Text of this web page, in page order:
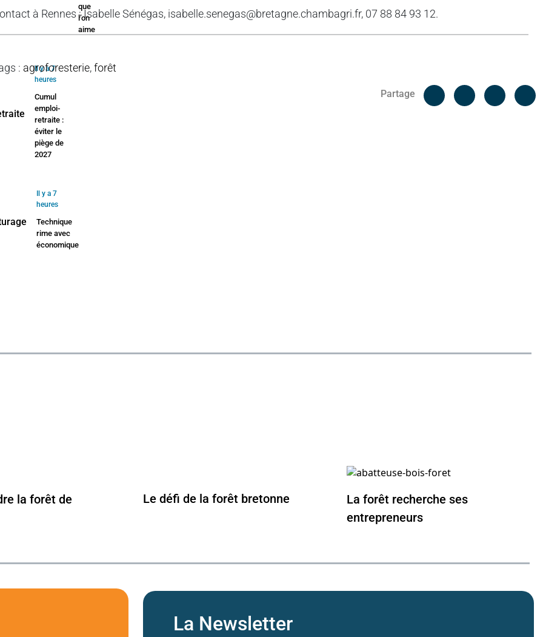
à Rennes : Isabelle Sénégas, isabelle.senegas@bretagne.chambagri.fr, 07 88 84 93 12.
: agroforesterie,forêt
Partage
Facebook
que
l’on
aime
Il y a 7
heures
Cumul
emploi-
retraite :
éviter le
piège de
2027
Il y a 7
heures
Technique
rime avec
économique
la forêt de
Le défi de la forêt bretonne
La forêt recherche ses
entrepreneurs
La Newsletter